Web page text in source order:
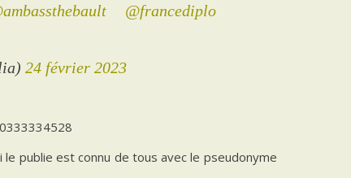
@francediplo
24 février 2023
publie est connu de tous avec le pseudonyme